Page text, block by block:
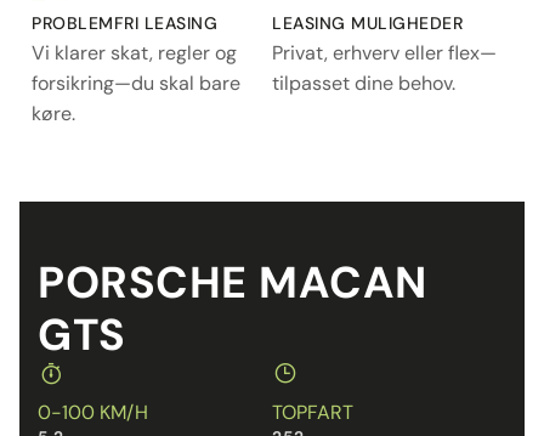
PROBLEMFRI LEASING
Vi klarer skat, regler og
forsikring—du skal bare
køre.
LEASING MULIGHEDER
Privat, erhverv eller flex—
tilpasset dine behov.
PORSCHE MACAN
GTS
0-100 KM/H TOPFART